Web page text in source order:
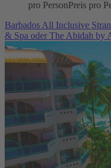
pro PersonPreis pro
Barbados All Inclusive
& Spa oder The Abidah by